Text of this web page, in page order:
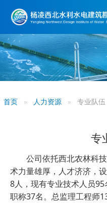
首页 人力资源 专业队伍
专
公司依托西北农林科
术力量雄厚，人才济济，
8人，现有专业技术人员
职称37名。总监理工程师